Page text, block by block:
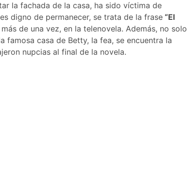
la fachada de la casa, ha sido víctima de
digno de permanecer, se trata de la frase “El
de una vez, en la telenovela. Además, no solo
famosa casa de Betty, la fea, se encuentra la
nupcias al final de la novela.